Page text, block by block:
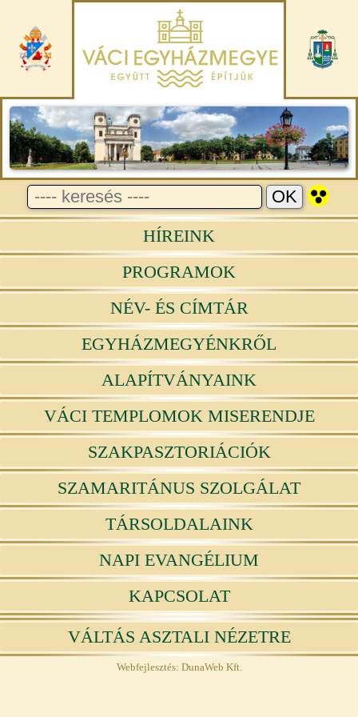
HÍREINK
PROGRAMOK
NÉV- ÉS CÍMTÁR
EGYHÁZMEGYÉNKRŐL
ALAPÍTVÁNYAINK
VÁCI TEMPLOMOK MISERENDJE
SZAKPASZTORIÁCIÓK
SZAMARITÁNUS SZOLGÁLAT
TÁRSOLDALAINK
NAPI EVANGÉLIUM
KAPCSOLAT
VÁLTÁS ASZTALI NÉZETRE
Webfejlesztés: DunaWeb Kft.